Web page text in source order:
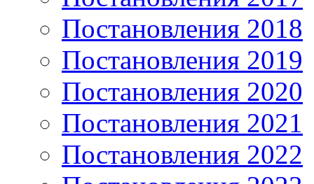
Постановления 2018
Постановления 2019
Постановления 2020
Постановления 2021
Постановления 2022